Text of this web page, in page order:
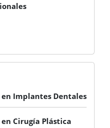
Implantes Dentales
Cirugía Plástica